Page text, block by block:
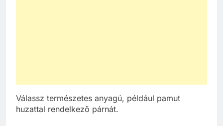
Válassz természetes anyagú, például pamut
huzattal rendelkező párnát.